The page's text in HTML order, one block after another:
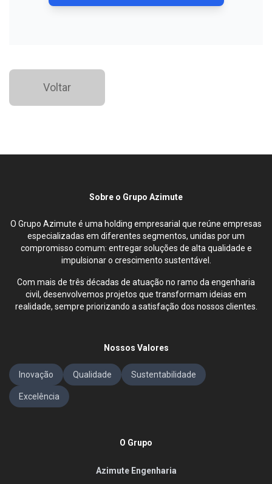
Voltar
Sobre o Grupo Azimute
O Grupo Azimute é uma holding empresarial que reúne empresas
especializadas em diferentes segmentos, unidas por um
compromisso comum: entregar soluções de alta qualidade e
impulsionar o crescimento sustentável.
Com mais de três décadas de atuação no ramo da engenharia
civil, desenvolvemos projetos que transformam ideias em
realidade, sempre priorizando a satisfação dos nossos clientes.
Nossos Valores
Inovação Qualidade Sustentabilidade
Excelência
O Grupo
Azimute Engenharia